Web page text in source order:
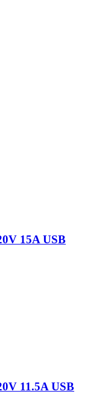
15A USB
11.5A USB